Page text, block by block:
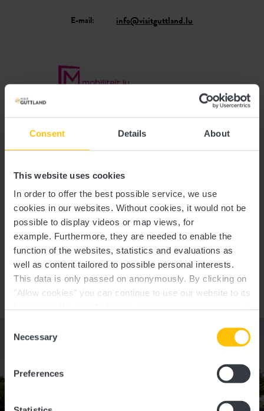
Consent Details About
This website uses cookies
In order to offer the best possible service, we use
cookies in our websites. Without cookies, it would not be
possible to display videos or map views, for
example. Furthermore, they are needed to enable the
function of the websites, statistics and evaluations as
well as content tailored to possible personal interests.
This data is only passed on anonymously. By clicking on
"Allow cookies" you can continue to use our website to its
time.
Selection
Necessary
Preferences
E-mail: info@visitguttland.lu
Commentaires sur la
tournée
Signaler un problème